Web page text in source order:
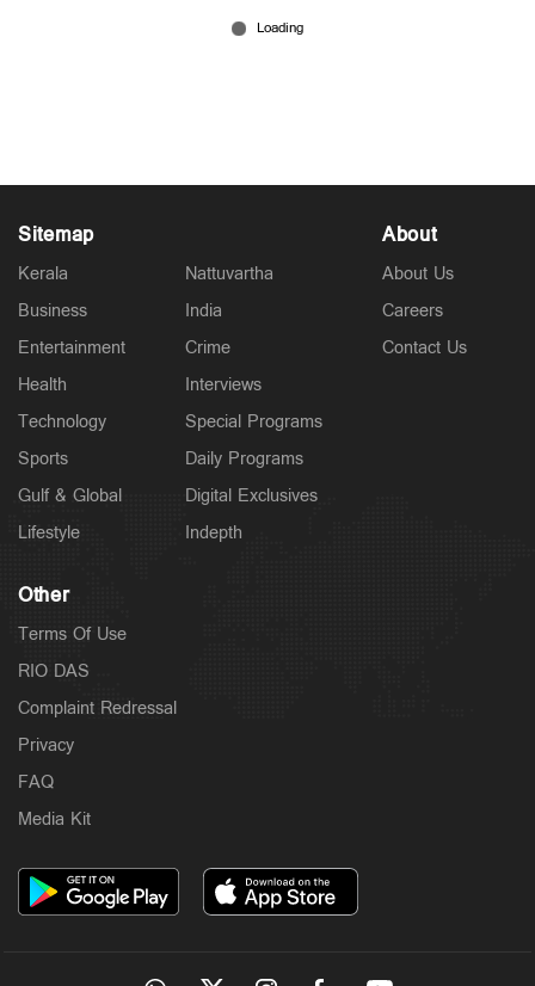
പ്ലാറ്റ്ഫോമിൽ കുടുംബത്തോടൊപ്പം ഉറങ്ങിയ 4
Sitemap
Kerala
Business
Entertainment
Health
Technology
Sports
Gulf & Global
Lifestyle
Nattuvartha
India
Crime
Interviews
Special Programs
Daily Programs
Digital Exclusives
Indepth
About
About Us
Careers
Contact Us
Other
Terms Of Use
RIO DAS
Complaint Redressal
Privacy
FAQ
Media Kit